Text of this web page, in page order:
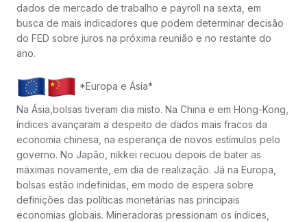
dados de mercado de trabalho e payroll na sexta, em
busca de mais indicadores que podem determinar decisão
do FED sobre juros na próxima reunião e no restante do
ano.
*Europa e Ásia*
Na Ásia,bolsas tiveram dia misto. Na China e em Hong-Kong,
índices avançaram a despeito de dados mais fracos da
economia chinesa, na esperança de novos estímulos pelo
governo. No Japão, nikkei recuou depois de bater as
máximas novamente, em dia de realização. Já na Europa,
bolsas estão indefinidas, em modo de espera sobre
definições das políticas monetárias nas principais
economias globais. Mineradoras pressionam os índices,